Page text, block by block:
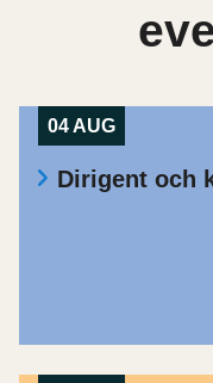
04 AUG
Dirigent och